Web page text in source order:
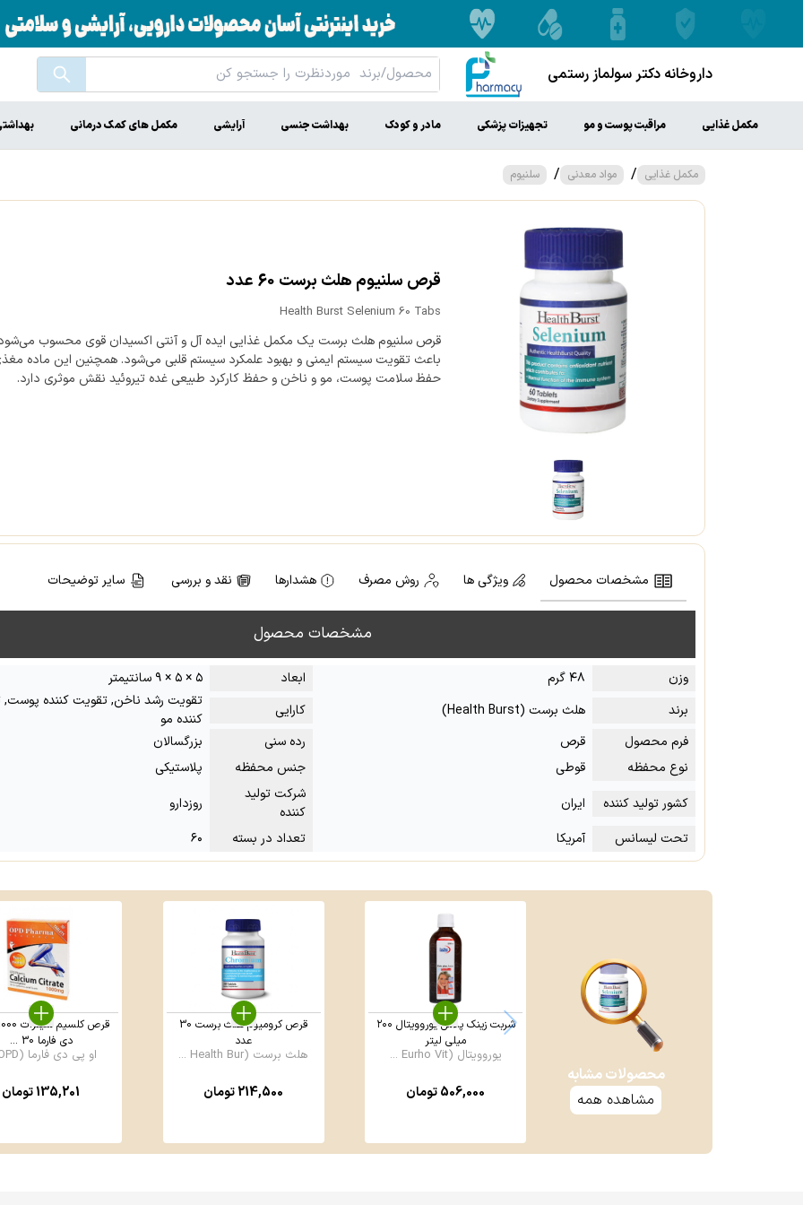
داروخانه دکتر سولماز رستمی
مکمل غذایی مراقبت پوست و مو تجهیزات پزشکی مادر و کودک بهداشت جنسی آرایشی مکمل های کمک درمانی
مکمل غذایی / مواد معدنی / سلنیوم
قرص سلنیوم هلث برست 60 عدد
Health Burst Selenium 60 Tabs
قرص سلنیوم هلث برست یک مکمل غذایی ایده آل و آنتی اکسیدان قوی محسوب
باعث تقویت سیستم ایمنی و بهبود علمکرد سیستم قلبی می‌شود. همچنین این ماده
حفظ سلامت پوست، مو و ناخن و حفظ کارکرد طبیعی غده تیروئید نقش موثری دارد.
مشخصات محصول ویژگی ها روش مصرف هشدارها نقد و بررسی سایر توضیحات
مشخصات محصول
وزن ۴۸ گرم ابعاد
۵ × ۵ × ۹ سانتیمتر
برند
هلث برست (Health Burst) کارایی
تقویت رشد ناخن, تقویت کننده پوست,
کننده مو
فرم محصول
قرص رده سنی
بزرگسالان
نوع محفظه
قوطی جنس محفظه
پلاستیکی
کشور تولید کننده
ایران
شرکت تولید
کننده
روزدارو
تحت لیسانس
آمریکا تعداد در بسته ۶۰
محصولات مشابه
مشاهده همه
شربت زینک پلاس یوروویتال ۲۰۰
میلی لیتر
یوروویتال (Eurho Vit ...
506,000تومان
قرص کرومیوم هلث برست 30
عدد
هلث برست (Health Bur ...
214,500تومان
دی فارما 30 ...
او پی دی فارما (OPD ...
135,201تومان